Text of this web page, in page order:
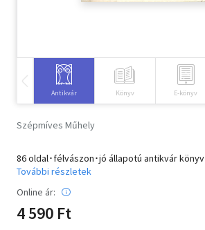
Antikvár Könyv E-könyv
Szépmíves Műhely
86 oldal･félvászon･jó állapotú antikvár könyv
További részletek
Online ár:
4 590 Ft